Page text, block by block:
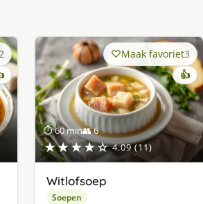
⏱ 60 min👥 6
★★★★☆ 4.09 (11)
Maak favoriet3
👍
Witlofsoep
Soepen